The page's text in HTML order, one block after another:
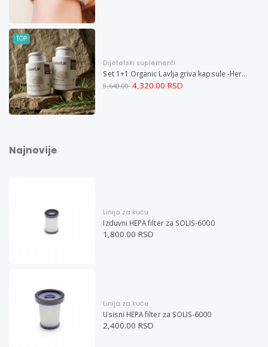
TOP
Dijetetski suplementi
Set 1+1 Organic Lavlja griva kapsule -Hericium ekstrakt 60
8,640.00 4,320.00 RSD
Najnovije
Linija za kuću
Izduvni HEPA filter za SOLIS-6000
1,800.00 RSD
Linija za kuću
Usisni HEPA filter za SOLIS-6000
2,400.00 RSD